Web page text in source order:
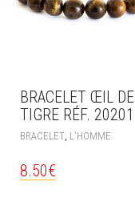
BRACELET ŒIL DE
TIGRE RÉF. 20201
BRACELET L'HOMME
8.50€